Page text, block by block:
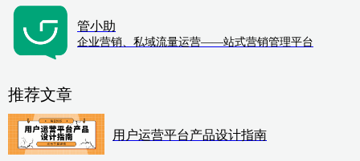
管小助
企业营销、私域流量运营——站式营销管理平台
推荐文章
用户运营平台产品设计指南